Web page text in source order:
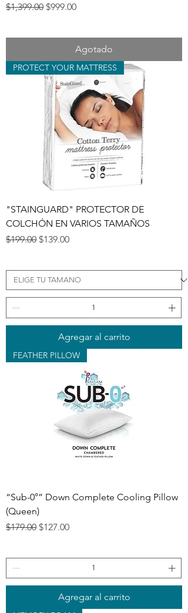
Precio
$1,399.00 Precio de oferta
$999.00
Agotado
PROTECT YOUR MATTRESS
"STAINGUARD" PROTECTOR DE
COLCHÓN EN VARIOS TAMAÑOS
Precio
$199.00 Precio de oferta
$139.00
Agregar al carrito
FEATHER PILLOW
“Sub-0°” Down Complete Cooling Pillow
(Queen)
Precio
$179.00 Precio de oferta
$127.00
Agregar al carrito